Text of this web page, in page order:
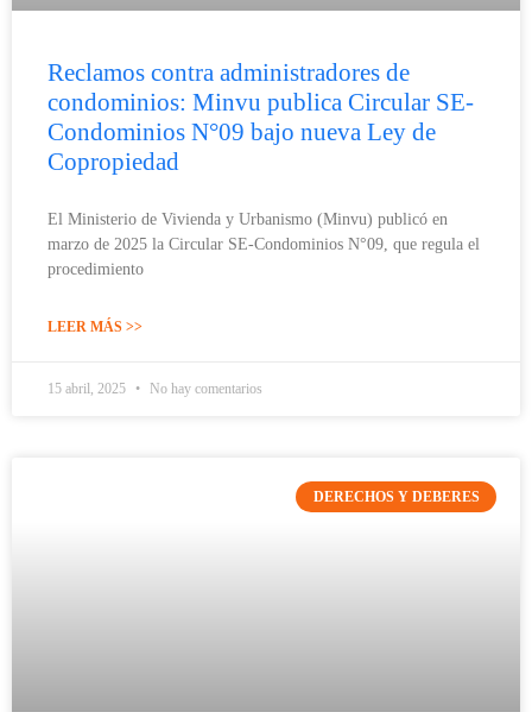
Reclamos contra administradores de
condominios: Minvu publica Circular SE-
Condominios N°09 bajo nueva Ley de
Copropiedad
El Ministerio de Vivienda y Urbanismo (Minvu) publicó en
marzo de 2025 la Circular SE-Condominios N°09, que regula el
procedimiento
LEER MÁS >>
15 abril, 2025 No hay comentarios
DERECHOS Y DEBERES